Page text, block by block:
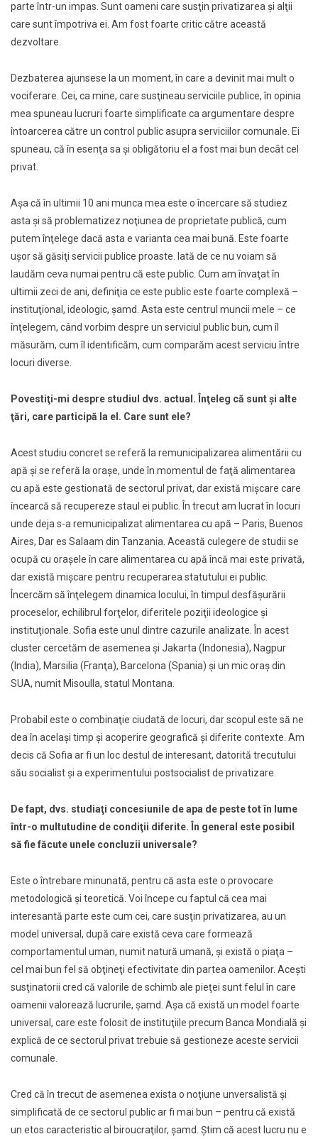
parte într-un impas. Sunt oameni care susţin privatizarea şi alţii
care sunt împotriva ei. Am fost foarte critic către această
dezvoltare.
Dezbaterea ajunsese la un moment, în care a devinit mai mult o
vociferare. Cei, ca mine, care susţineau serviciile publice, în opinia
mea spuneau lucruri foarte simplificate ca argumentare despre
întoarcerea către un control public asupra serviciilor comunale. Ei
spuneau, că în esenţa sa şi obligătoriu el a fost mai bun decât cel
privat.
Aşa că în ultimii 10 ani munca mea este o încercare să studiez
asta şi să problematizez noţiunea de proprietate publică, cum
putem înţelege dacă asta e varianta cea mai bună. Este foarte
uşor să găsiţi servicii publice proaste. Iată de ce nu voiam să
laudăm ceva numai pentru că este public. Cum am învaţat în
ultimii zeci de ani, definiţia ce este public este foarte complexă –
instituţional, ideologic, şamd. Asta este centrul muncii mele – ce
înţelegem, când vorbim despre un serviciul public bun, cum îl
măsurăm, cum îl identificăm, cum comparăm acest serviciu între
locuri diverse.
Povestiţi-mi despre studiul dvs. actual. Înţeleg că sunt şi alte
ţări, care participă la el. Care sunt ele?
Acest studiu concret se referă la remunicipalizarea alimentării cu
apă şi se referă la oraşe, unde în momentul de faţă alimentarea
cu apă este gestionată de sectorul privat, dar există mişcare care
încearcă să recupereze staul ei public. În trecut am lucrat în locuri
unde deja s-a remunicipalizat alimentarea cu apă – Paris, Buenos
Aires, Dar es Salaam din Tanzania. Această culegere de studii se
ocupă cu oraşele în care alimentarea cu apă încă mai este privată,
dar există mişcare pentru recuperarea statutului ei public.
Încercăm să înţelegem dinamica locului, în timpul desfăşurării
proceselor, echilibrul forţelor, diferitele poziţii ideologice şi
instituţionale. Sofia este unul dintre cazurile analizate. În acest
cluster cercetăm de asemenea şi Jakarta (Indonesia), Nagpur
(India), Marsilia (Franţa), Barcelona (Spania) şi un mic oraş din
SUA, numit Misoulla, statul Montana.
Probabil este o combinaţie ciudată de locuri, dar scopul este să ne
dea în acelaşi timp şi acoperire geografică şi diferite contexte. Am
decis că Sofia ar fi un loc destul de interesant, datorită trecutului
său socialist şi a experimentului postsocialist de privatizare.
De fapt, dvs. studiaţi concesiunile de apa de peste tot în lume
într-o multutudine de condiţii diferite. În general este posibil
să fie făcute unele concluzii universale?
Este o întrebare minunată, pentru că asta este o provocare
metodologică şi teoretică. Voi începe cu faptul că cea mai
interesantă parte este cum cei, care susţin privatizarea, au un
model universal, după care există ceva care formează
comportamentul uman, numit natură umană, şi există o piaţa –
cel mai bun fel să obţineţi efectivitate din partea oamenilor. Aceşti
susţinatorii cred că valorile de schimb ale pieţei sunt felul în care
oamenii valorează lucrurile, şamd. Aşa că există un model foarte
universal, care este folosit de instituţiile precum Banca Mondială şi
explică de ce sectorul privat trebuie să gestioneze aceste servicii
comunale.
Cred că în trecut de asemenea exista o noţiune unversalistă şi
simplificată de ce sectorul public ar fi mai bun – pentru că există
un etos caracteristic al biroucraţilor, şamd. Ştim că acest lucru nu e